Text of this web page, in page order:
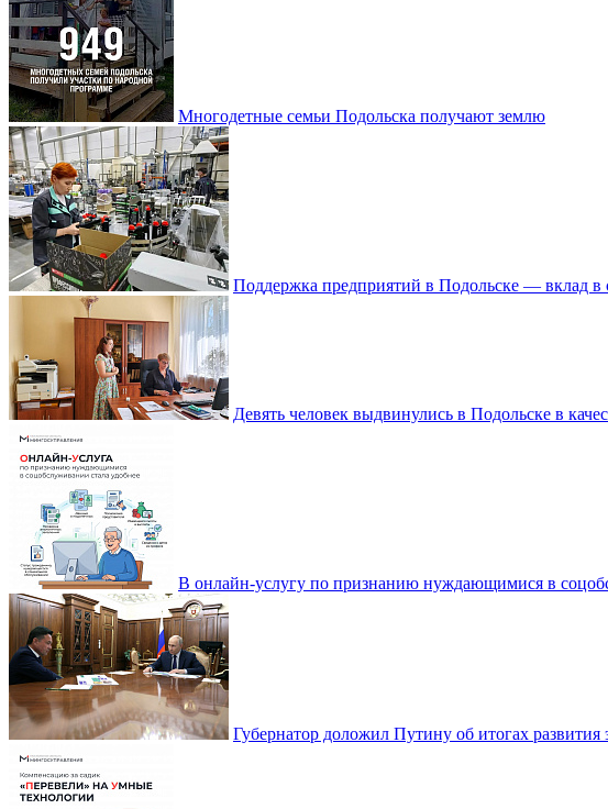
Многодетные семьи Подольска получают землю
Поддержка предприятий в Подольске — вклад в
Девять человек выдвинулись в Подольске в
В онлайн-услугу по признанию нуждающимися в
Губернатор доложил Путину об итогах